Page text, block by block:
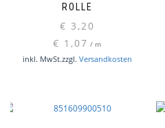
ROLLE
€ 3,20
€ 1,07 / m
inkl. MwSt.zzgl. Versandkosten